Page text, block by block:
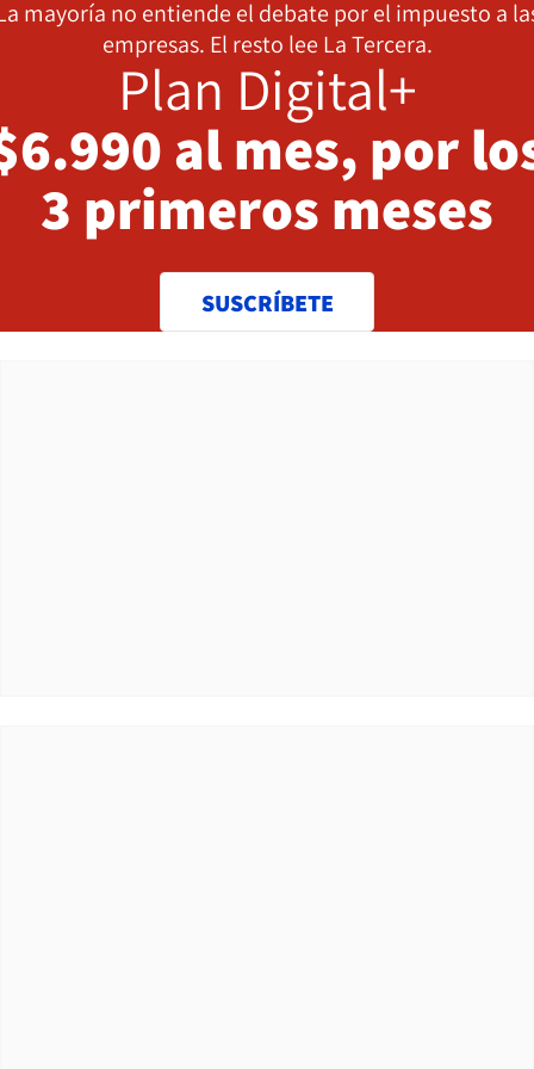
mayoría no entiende el debate por el impuesto a
empresas. El resto lee La Tercera.
Plan Digital+
al mes, por
3 primeros meses
SUSCRÍBETE